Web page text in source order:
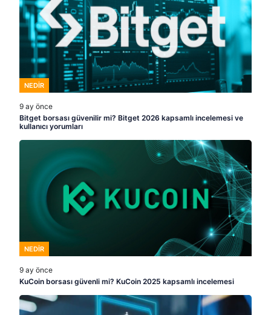
NEDIR
9 ay önce
Bitget borsası güvenilir mi? Bitget 2026 kapsamlı incelemesi ve
kullanıcı yorumları
NEDIR
9 ay önce
KuCoin borsası güvenli mi? KuCoin 2025 kapsamlı incelemesi